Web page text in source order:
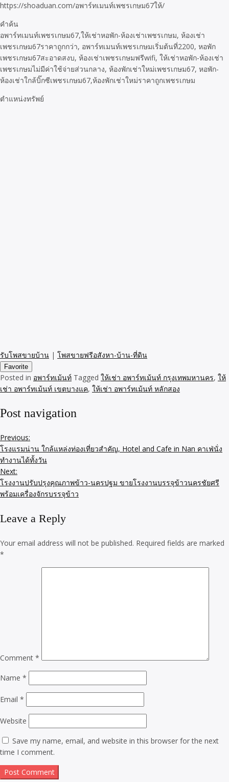
https://shoaduan.com/อพาร์ทเมนท์เพชรเกษม67ให้/
คำค้น
อพาร์ทเมนท์เพชรเกษม67,ให้เช่าหอพัก-ห้องเช่าเพชรเกษม, ห้องเช่า
เพชรเกษม67ราคาถูกกว่า, อพาร์ทเมนท์เพชรเกษมเริ่มต้นที่2200, หอพัก
เพชรเกษม67สะอาดสงบ, ห้องเช่าเพชรเกษมฟรีwifi, ให้เช่าหอพัก-ห้องเช่า
เพชรเกษมไม่มีค่าใช้จ่ายส่วนกลาง, ห้องพักเช่าใหม่เพชรเกษม67, หอพัก-
ห้องเช่าใกล้บิ๊กซีเพชรเกษม67,ห้องพักเช่าใหม่ราคาถูกเพชรเกษม
ตำแหน่งทรัพย์
รับโพสขายบ้าน | โพสขายฟรีอสังหา-บ้าน-ที่ดิน
Favorite
Posted in อพาร์ทเม้นท์ Tagged ให้เช่า อพาร์ทเม้นท์ กรุงเทพมหานคร, ให้
เช่า อพาร์ทเม้นท์ เขตบางแค, ให้เช่า อพาร์ทเม้นท์ หลักสอง
Post navigation
Previous:
โรงแรมน่าน ใกล้แหล่งท่องเที่ยวสำคัญ, Hotel and Cafe in Nan คาเฟ่นั่ง
ทำงานได้ทั้งวัน
Next:
โรงงานปรับปรุงคุณภาพข้าว-นครปฐม ขายโรงงานบรรจุข้าวนครชัยศรี
พร้อมเครื่องจักรบรรจุข้าว
Leave a Reply
Your email address will not be published. Required fields are marked
*
Comment *
Name *
Email *
Website
Save my name, email, and website in this browser for the next
time I comment.